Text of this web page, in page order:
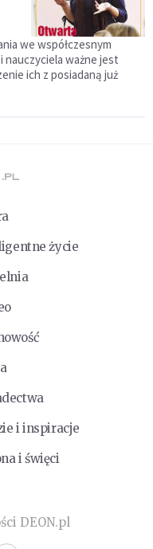
we współczesnym
nauczyciela ważne jest
ich z posiadaną już
życie
i inspiracje
i święci
DEON.pl